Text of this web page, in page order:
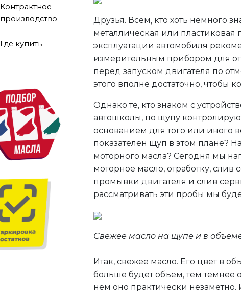
Контрактное
производство
Где купить
Друзья. Всем, кто хоть немного
металлическая или
эксплуатации автомобиля
измерительным прибором для
перед запуском двигателя по
этого вполне достаточно, чтобы
Однако те, кто знаком с
автошколы, по щупу
основанием для того или иного
показателен щуп в этом плане?
моторного масла? Сегодня мы
моторное масло, отработку, слив
промывки двигателя и слив
рассматривать эти пробы мы
Свежее масло на щупе и в
Итак, свежее масло. Его цвет в
больше будет объем, тем темнее
нем оно практически незаметно.